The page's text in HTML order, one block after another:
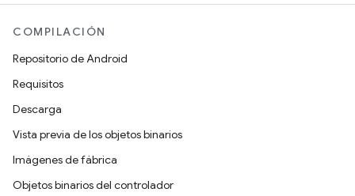
COMPILACIÓN
Repositorio de Android
Requisitos
Descarga
Vista previa de los objetos binarios
Imágenes de fábrica
Objetos binarios del controlador